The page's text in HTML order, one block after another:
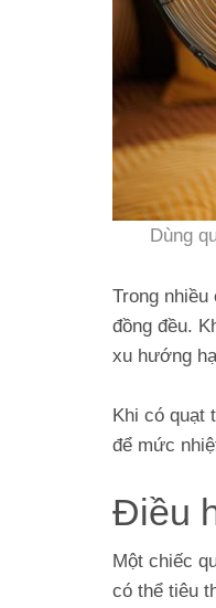
Dùng
Trong
đồng đều.
xu hướng
Khi có quạt
để mức
Điều
Một chiếc
có thể tiêu